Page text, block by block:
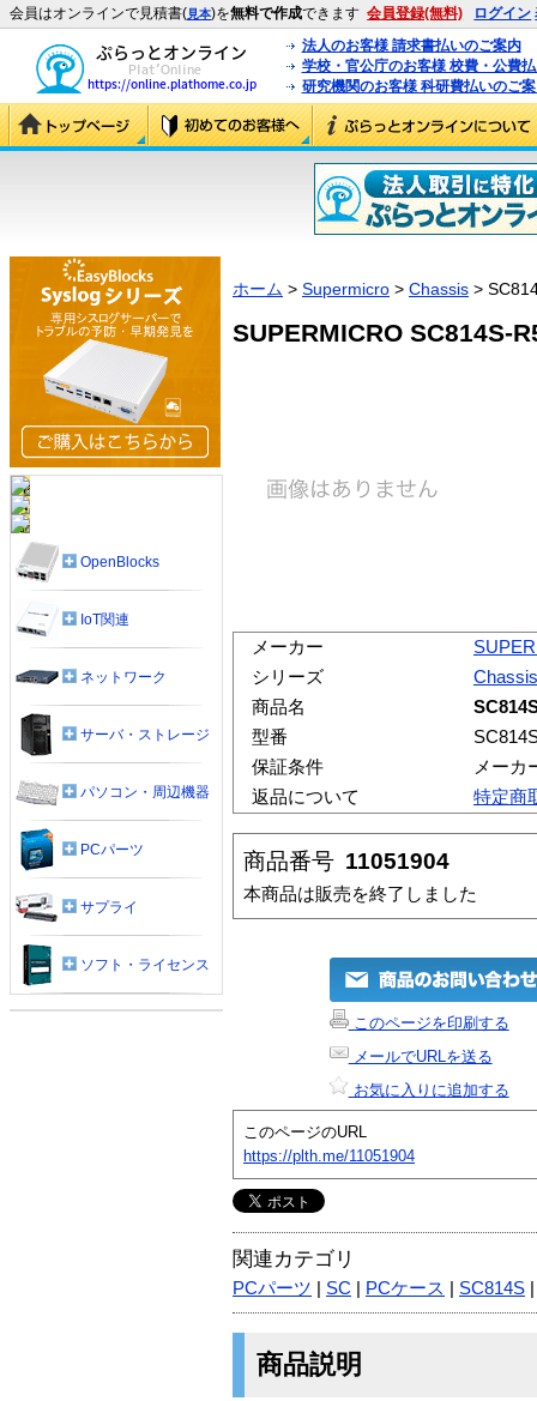
会員はオンラインで見積書(見本)を無料で作成できます 会員登録(無料) ログイン
法人のお客様 請求書払いのご案内
学校・官公庁のお客様 校費・公費
研究機関のお客様 科研費払いのご
ホーム > Supermicro > Chassis >
SUPERMICRO SC814S-
メーカー
シリーズ
Chassis
商品名
型番
保証条件
メーカ
返品について
特定商
商品番号 11051904
本商品は販売を終了しました
このページを印刷する
メールでURLを送る
お気に入りに追加する
このページのURL
https://plth.me/11051904
関連カテゴリ
PCパーツ SC PCケース SC814S
商品説明
OpenBlocks
IoT関連
ネットワーク
サーバ・ストレージ
パソコン・周辺機器
PCパーツ
サプライ
ソフト・ライセンス